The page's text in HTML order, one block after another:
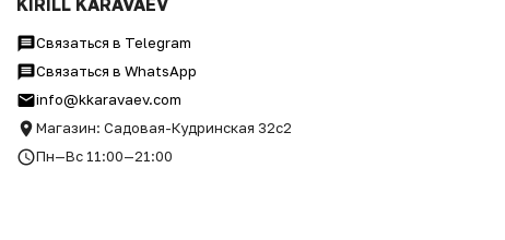
KIRILL KARAVAEV
Связаться в Telegram
Связаться в WhatsApp
info@kkaravaev.com
Магазин: Садовая-Кудринская 32с2
Пн—Вс 11:00—21:00